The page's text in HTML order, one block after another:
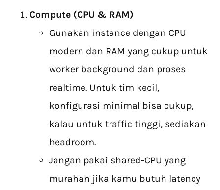
Compute (CPU & RAM)
Gunakan instance dengan CPU
modern dan RAM yang cukup untuk
worker background dan proses
realtime. Untuk tim kecil,
konfigurasi minimal bisa cukup,
kalau untuk traffic tinggi, sediakan
headroom.
Jangan pakai shared-CPU yang
murahan jika kamu butuh latency